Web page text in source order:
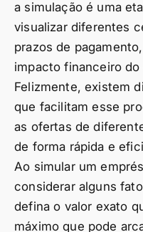
a simulação é uma
visualizar diferentes
prazos de
impacto financeiro
Felizmente, existem
que facilitam esse
as ofertas de
de forma rápida e
Ao simular um
considerar alguns
defina o valor exato
máximo que pode